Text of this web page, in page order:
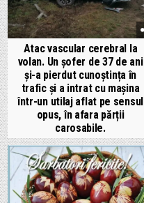
Atac vascular cerebral la
volan. Un șofer de 37 de ani
și-a pierdut cunoștința în
trafic și a intrat cu mașina
într-un utilaj aflat pe sensul
opus, în afara părții
carosabile.